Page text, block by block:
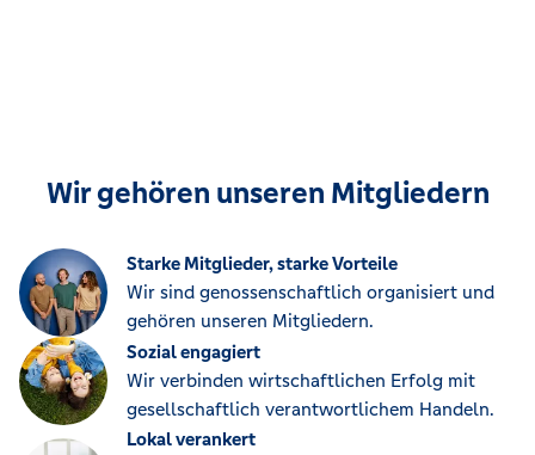
Wir gehören unseren Mitgliedern
Starke Mitglieder, starke Vorteile
Wir sind genossenschaftlich organisiert und
gehören unseren Mitgliedern.
Sozial engagiert
Wir verbinden wirtschaftlichen Erfolg mit
gesellschaftlich verantwortlichem Handeln.
Lokal verankert